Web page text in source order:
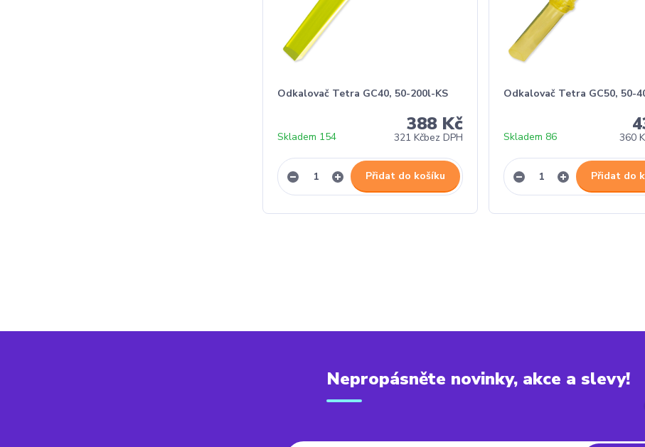
Odkalovač Tetra GC40, 50-200l-KS
388 Kč
321 Kčbez DPH
Skladem 154
Přidat do košíku
Odkalovač Tetra GC50, 50-
360
Skladem 86
Přidat do
Nepropásněte novinky, akce a slevy!